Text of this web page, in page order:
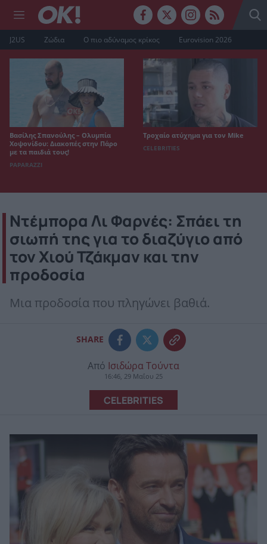
J2US Ζώδια Ο πιο αδύναμος κρίκος Eurovision 2026
Βασίλης Σπανούλης – Ολυμπία
Χοψονίδου: Διακοπές στην Πάρο
με τα παιδιά τους!
PAPARAZZI
Τροχαίο ατύχημα για τον Mike
CELEBRITIES
Ντέμπορα Λι Φαρνές: Σπάει τη
σιωπή της για το διαζύγιο από
τον Χιού Τζάκμαν και την
προδοσία
Μια προδοσία που πληγώνει βαθιά.
SHARE
Από Ισιδώρα Τούντα
16:46, 29 Μαΐου 25
CELEBRITIES